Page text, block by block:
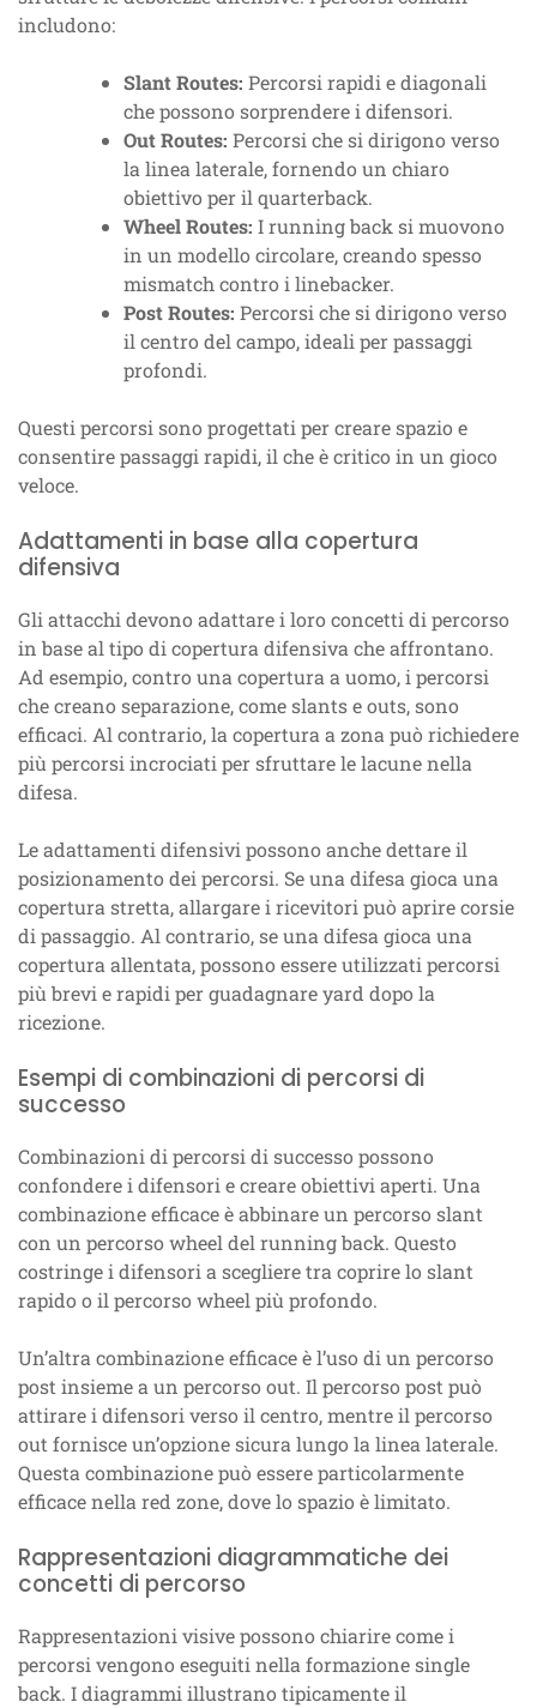
includono:
Slant Routes: Percorsi rapidi e diagonali
che possono sorprendere i difensori.
Out Routes: Percorsi che si dirigono verso
la linea laterale, fornendo un chiaro
obiettivo per il quarterback.
Wheel Routes: I running back si muovono
in un modello circolare, creando spesso
mismatch contro i linebacker.
Post Routes: Percorsi che si dirigono verso
il centro del campo, ideali per passaggi
profondi.
Questi percorsi sono progettati per creare spazio e
consentire passaggi rapidi, il che è critico in un gioco
veloce.
Adattamenti in base alla copertura
difensiva
Gli attacchi devono adattare i loro concetti di percorso
in base al tipo di copertura difensiva che affrontano.
Ad esempio, contro una copertura a uomo, i percorsi
che creano separazione, come slants e outs, sono
efficaci. Al contrario, la copertura a zona può richiedere
più percorsi incrociati per sfruttare le lacune nella
difesa.
Le adattamenti difensivi possono anche dettare il
posizionamento dei percorsi. Se una difesa gioca una
copertura stretta, allargare i ricevitori può aprire corsie
di passaggio. Al contrario, se una difesa gioca una
copertura allentata, possono essere utilizzati percorsi
più brevi e rapidi per guadagnare yard dopo la
ricezione.
Esempi di combinazioni di percorsi di
successo
Combinazioni di percorsi di successo possono
confondere i difensori e creare obiettivi aperti. Una
combinazione efficace è abbinare un percorso slant
con un percorso wheel del running back. Questo
costringe i difensori a scegliere tra coprire lo slant
rapido o il percorso wheel più profondo.
Un’altra combinazione efficace è l’uso di un percorso
post insieme a un percorso out. Il percorso post può
attirare i difensori verso il centro, mentre il percorso
out fornisce un’opzione sicura lungo la linea laterale.
Questa combinazione può essere particolarmente
efficace nella red zone, dove lo spazio è limitato.
Rappresentazioni diagrammatiche dei
concetti di percorso
Rappresentazioni visive possono chiarire come i
percorsi vengono eseguiti nella formazione single
back. I diagrammi illustrano tipicamente il